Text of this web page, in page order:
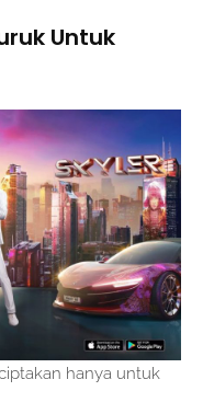
Untuk
hanya untuk